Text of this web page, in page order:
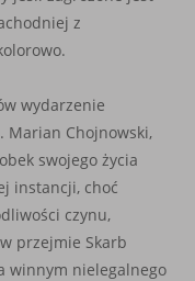
z
wydarzenie
Marian Chojnowski,
swojego życia
instancji, choć
czynu,
przejmie Skarb
winnym nielegalnego